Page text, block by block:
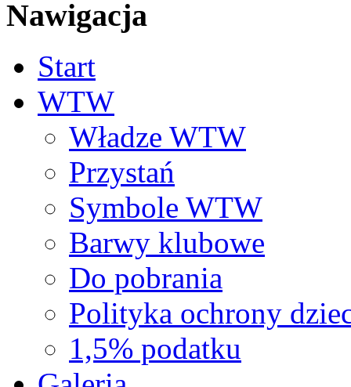
Nawigacja
Start
WTW
Władze WTW
Przystań
Symbole WTW
Barwy klubowe
Do pobrania
Polityka ochrony
1,5% podatku